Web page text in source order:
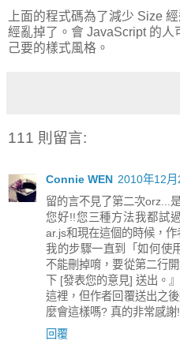
上面的程式碼為了減少 Size 經
經亂掉了。會 JavaScript 的人
己要的樣式風格。
111 則留言:
Connie WEN 2010年12
留的言不見了第二次orz...
您好!!您三種方法我都試
ar.js和現在這個的時候，
我的步驟一直到「如何使
不能刪掉唷，要從第二行
下 [發表您的意見] 送出。』
這裡，但作者回覆送出之
麼會這樣嗎? 真的非常感謝
回覆